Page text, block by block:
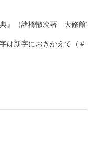
』（諸橋轍次著　大修館
は新字におきかえて（＃